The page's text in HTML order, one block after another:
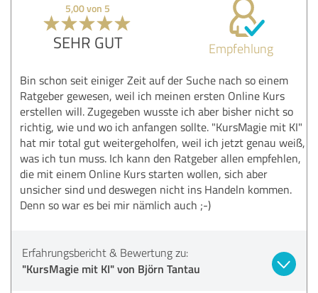
5,00 von 5
SEHR GUT Empfehlung
Bin schon seit einiger Zeit auf der Suche nach so einem
Ratgeber gewesen, weil ich meinen ersten Online Kurs
erstellen will. Zugegeben wusste ich aber bisher nicht so
richtig, wie und wo ich anfangen sollte. "KursMagie mit KI"
hat mir total gut weitergeholfen, weil ich jetzt genau weiß,
was ich tun muss. Ich kann den Ratgeber allen empfehlen,
die mit einem Online Kurs starten wollen, sich aber
unsicher sind und deswegen nicht ins Handeln kommen.
Denn so war es bei mir nämlich auch ;-)
Erfahrungsbericht & Bewertung zu:
"KursMagie mit KI" von Björn Tantau